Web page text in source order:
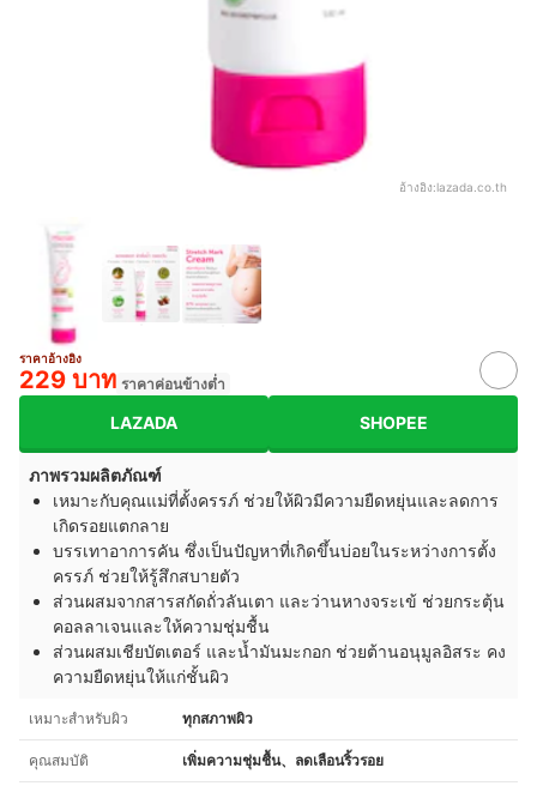
อ้างอิง:lazada.co.th
ราคาอ้างอิง
229 บาท ราคาค่อนข้างต่ำ
LAZADA SHOPEE
ภาพรวมผลิตภัณฑ์
เหมาะกับคุณแม่ที่ตั้งครรภ์ ช่วยให้ผิวมีความยืดหยุ่นและลดการ
เกิดรอยแตกลาย
บรรเทาอาการคัน ซึ่งเป็นปัญหาที่เกิดขึ้นบ่อยในระหว่างการตั้ง
ครรภ์ ช่วยให้รู้สึกสบายตัว
ส่วนผสมจากสารสกัดถั่วลันเตา และว่านหางจระเข้ ช่วยกระตุ้น
คอลลาเจนและให้ความชุ่มชื้น
ส่วนผสมเชียบัตเตอร์ และน้ำมันมะกอก ช่วยต้านอนุมูลอิสระ คง
ความยืดหยุ่นให้แก่ชั้นผิว
เหมาะสำหรับผิว ทุกสภาพผิว
คุณสมบัติ เพิ่มความชุ่มชื้น、ลดเลือนริ้วรอย